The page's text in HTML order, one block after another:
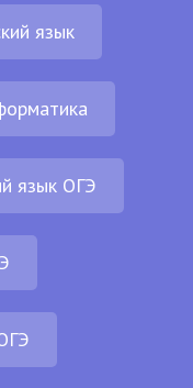
язык
язык ОГЭ